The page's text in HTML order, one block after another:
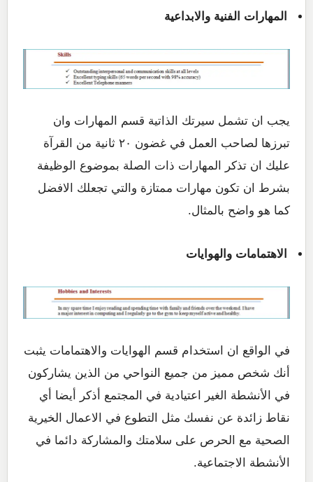
المهارات الفنية والابداعية
يجب ان تشمل سيرتك الذاتية قسم المهارات وان
تبرزها لصاحب العمل في غضون ٢٠ ثانية من القرآة
عليك ان تذكر المهارات ذات الصلة بموضوع الوظيفة
بشرط ان تكون مهارات ممتازة والتي تجعلك الافضل
كما هو واضح بالمثال.
الاهتمامات والهوايات
في الواقع ان استخدام قسم الهوايات والاهتمامات يثبت
أنك شخص مميز من جميع النواحي من الذين يشاركون
في الأنشطة الغير اعتيادية في المجتمع أذكر أيضا أي
نقاط زائدة عن نفسك مثل التطوع في الاعمال الخيرية
الصحية مع الحرص على سلامتك والمشاركة دائما في
الأنشطة الاجتماعية.